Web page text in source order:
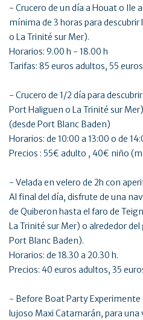
- Crucero de un día a Houat o Ile
mínima de 3 horas para descubrir
o La Trinité sur Mer).
Horarios: 9.00 h - 18.00 h
Tarifas: 85 euros adultos, 55
- Crucero de 1/2 día para
Port Haliguen o La Trinité sur
(desde Port Blanc Baden)
Horarios: de 10:00 a 13:00 o de
Precios : 55€ adulto , 40€ niño
- Velada en velero de 2h con
Al final del día, disfrute de una
de Quiberon hasta el faro de
La Trinité sur Mer) o alrededor
Port Blanc Baden).
Horarios: de 18.30 a 20.30 h.
Precios: 40 euros adultos, 35
- Before Boat Party
lujoso Maxi Catamarán, para una